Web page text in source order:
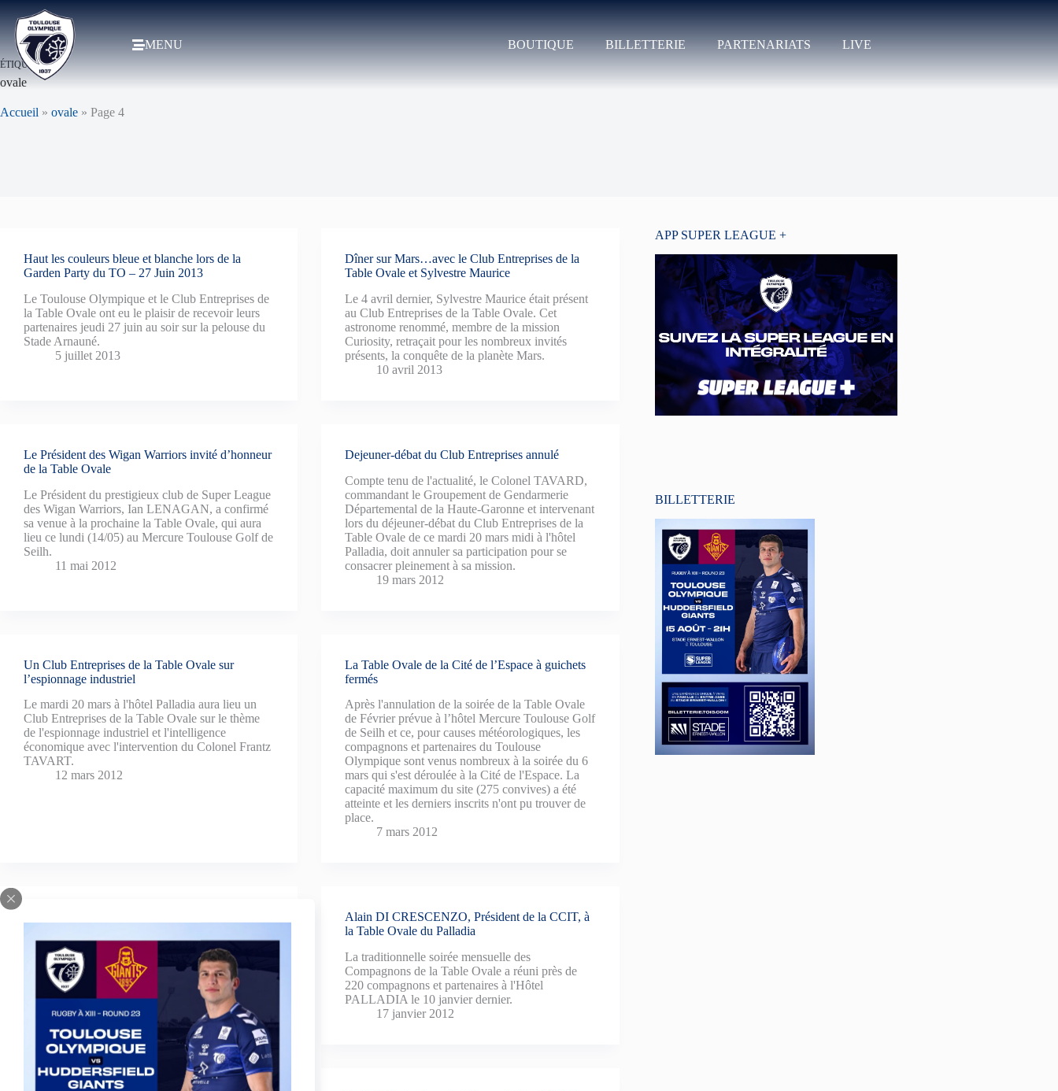
MENU BOUTIQUE BILLETTERIE PARTENARIATS LIVE
ÉTIQUETTE
ovale
Accueil » ovale » Page 4
Haut les couleurs bleue et blanche lors de la
Garden Party du TO – 27 Juin 2013
Le Toulouse Olympique et le Club Entreprises de
la Table Ovale ont eu le plaisir de recevoir leurs
partenaires jeudi 27 juin au soir sur la pelouse du
Stade Arnauné.
5 juillet 2013
Dîner sur Mars…avec le Club Entreprises de la
Table Ovale et Sylvestre Maurice
Le 4 avril dernier, Sylvestre Maurice était présent
au Club Entreprises de la Table Ovale. Cet
astronome renommé, membre de la mission
Curiosity, retraçait pour les nombreux invités
présents, la conquête de la planète Mars.
10 avril 2013
Le Président des Wigan Warriors invité d’honneur
de la Table Ovale
Le Président du prestigieux club de Super League
des Wigan Warriors, Ian LENAGAN, a confirmé
sa venue à la prochaine la Table Ovale, qui aura
lieu ce lundi (14/05) au Mercure Toulouse Golf de
Seilh.
11 mai 2012
Dejeuner-débat du Club Entreprises annulé
Compte tenu de l'actualité, le Colonel TAVARD,
commandant le Groupement de Gendarmerie
Départemental de la Haute-Garonne et intervenant
lors du déjeuner-débat du Club Entreprises de la
Table Ovale de ce mardi 20 mars midi à l'hôtel
Palladia, doit annuler sa participation pour se
consacrer pleinement à sa mission.
19 mars 2012
Un Club Entreprises de la Table Ovale sur
l’espionnage industriel
Le mardi 20 mars à l'hôtel Palladia aura lieu un
Club Entreprises de la Table Ovale sur le thème
de l'espionnage industriel et l'intelligence
économique avec l'intervention du Colonel Frantz
TAVART.
12 mars 2012
La Table Ovale de la Cité de l’Espace à guichets
fermés
Après l'annulation de la soirée de la Table Ovale
de Février prévue à l’hôtel Mercure Toulouse Golf
de Seilh et ce, pour causes météorologiques, les
compagnons et partenaires du Toulouse
Olympique sont venus nombreux à la soirée du 6
mars qui s'est déroulée à la Cité de l'Espace. La
capacité maximum du site (275 convives) a été
atteinte et les derniers inscrits n'ont pu trouver de
place.
7 mars 2012
Stéphane TOURNIE installé aux fourneaux des
Jardins de l’Opéra place du capitole à Toulouse
depuis 2006 rentre dans le TOP 6 des cuisiniers de
la Haute-Garonne et le TOP 4 toulousain.
28 février 2012
Alain DI CRESCENZO, Président de la CCIT, à
la Table Ovale du Palladia
La traditionnelle soirée mensuelle des
Compagnons de la Table Ovale a réuni près de
220 compagnons et partenaires à l'Hôtel
PALLADIA le 10 janvier dernier.
17 janvier 2012
APP SUPER LEAGUE +
BILLETTERIE